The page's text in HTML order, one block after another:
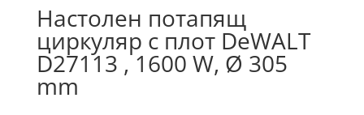
Настолен потапящ
циркуляр с плот DeWALT
D27113 , 1600 W, Ø 305
mm